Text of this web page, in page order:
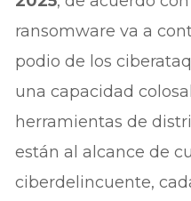
ransomware va a
podio de los
una capacidad
herramientas de
están al alcance de
ciberdelincuente,